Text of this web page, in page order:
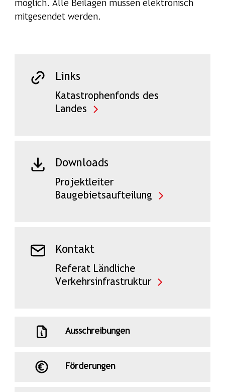
möglich. Alle Beilagen müssen elektronisch
mitgesendet werden.
Links
Katastrophenfonds des
Landes
Downloads
Projektleiter
Baugebietsaufteilung
Kontakt
Referat Ländliche
Verkehrsinfrastruktur
Ausschreibungen
Förderungen